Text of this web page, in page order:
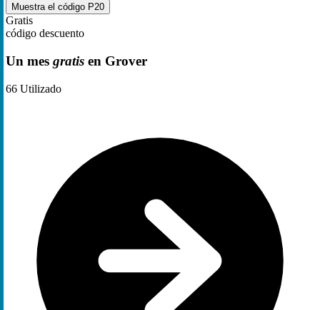
Muestra el código P20
Gratis
código descuento
Un mes gratis en Grover
66 Utilizado